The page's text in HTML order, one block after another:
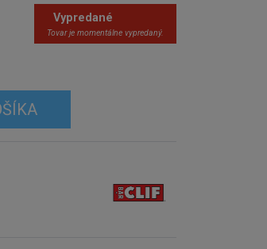
Vypredané
Tovar je momentálne vypredaný.